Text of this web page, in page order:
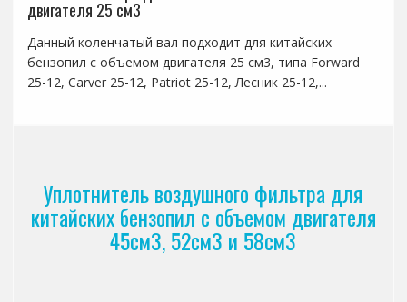
двигателя 25 см3
Данный коленчатый вал подходит для китайских
бензопил с объемом двигателя 25 см3, типа Forward
25-12, Carver 25-12, Patriot 25-12, Лесник 25-12,...
Уплотнитель воздушного фильтра для
китайских бензопил с объемом двигателя
45см3, 52см3 и 58см3